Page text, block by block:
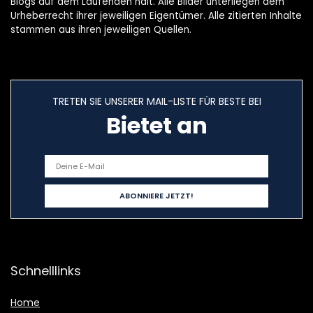
Urheberrecht ihrer jeweiligen Eigentümer. Alle zitierten Inhalte
stammen aus ihren jeweiligen Quellen.
TRETEN SIE UNSERER MAIL-LISTE FÜR BESTE BEI
Bietet an
Schnelllinks
Home